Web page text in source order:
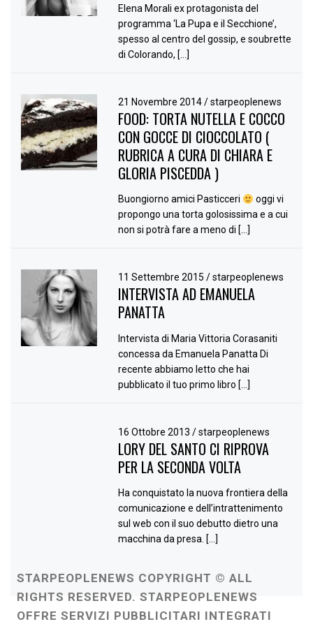
Elena Morali ex protagonista del
programma ‘La Pupa e il Secchione’,
spesso al centro del gossip, e soubrette
di Colorando, […]
21 Novembre 2014/ starpeoplenews
FOOD: TORTA NUTELLA E COCCO
CON GOCCE DI CIOCCOLATO (
RUBRICA A CURA DI CHIARA E
GLORIA PISCEDDA )
Buongiorno amici Pasticceri
oggi vi
propongo una torta golosissima e a cui
non si potrà fare a meno di […]
11 Settembre 2015/ starpeoplenews
INTERVISTA AD EMANUELA
PANATTA
Intervista di Maria Vittoria Corasaniti
concessa da Emanuela Panatta Di
recente abbiamo letto che hai
pubblicato il tuo primo libro […]
16 Ottobre 2013/ starpeoplenews
LORY DEL SANTO CI RIPROVA
PER LA SECONDA VOLTA
Ha conquistato la nuova frontiera della
comunicazione e dell’intrattenimento
sul web con il suo debutto dietro una
macchina da presa. […]
STARPEOPLENEWS COPYRIGHT © ALL
RIGHTS RESERVED. STARPEOPLENEWS
OFFRE SERVIZI PUBBLICITARI INTEGRATI